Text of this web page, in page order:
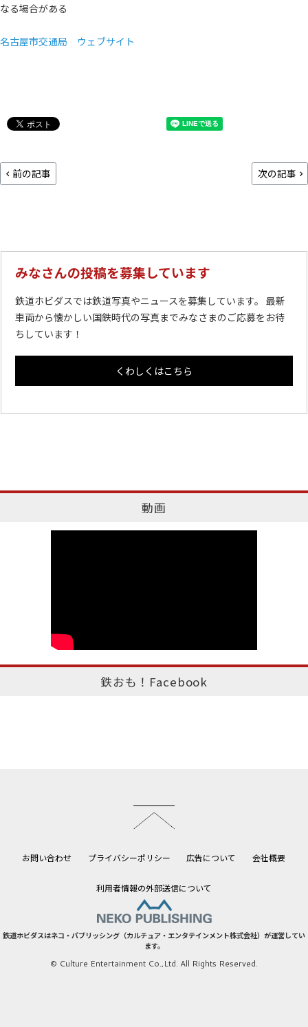
なる場合がある
名古屋市交通局 ウェブサイト
前の記事 次の記事
みなさんの投稿を募集しています
鉄道ホビダスでは鉄道写真やニュースを募集しています。 最新
車両から懐かしい国鉄時代の写真までみなさまのご応募をお待
ちしています！
くわしくはこちら
動画
鉄おも！Facebook
お問い合わせ プライバシーポリシー 広告について 会社概要
利用者情報の外部送信について
鉄道ホビダスはネコ・パブリッシング（カルチュア・エンタテインメント株式会社）が運営してい
ます。
© Culture Entertainment Co.,Ltd. All Rights Reserved.